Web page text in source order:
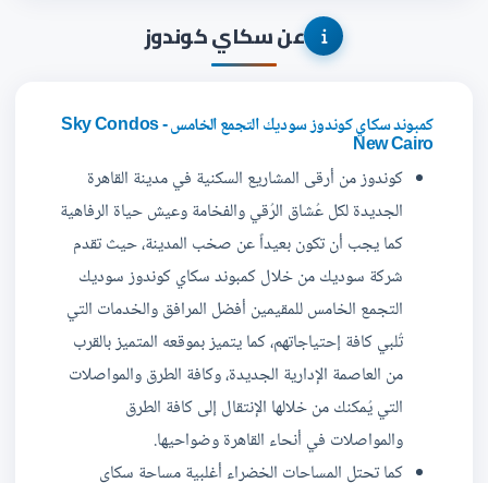
عن سكاي كوندوز
كمبوند سكاي كوندوز سوديك التجمع الخامس - Sky Condos
New Cairo
كوندوز من أرقى المشاريع السكنية في مدينة القاهرة
الجديدة لكل عُشاق الرُقي والفخامة وعيش حياة الرفاهية
كما يجب أن تكون بعيداً عن صخب المدينة، حيث تقدم
شركة سوديك من خلال كمبوند سكاي كوندوز سوديك
التجمع الخامس للمقيمين أفضل المرافق والخدمات التي
تُلبي كافة إحتياجاتهم، كما يتميز بموقعه المتميز بالقرب
من العاصمة الإدارية الجديدة، وكافة الطرق والمواصلات
التي يُمكنك من خلالها الإنتقال إلى كافة الطرق
والمواصلات في أنحاء القاهرة وضواحيها.
كما تحتل المساحات الخضراء أغلبية مساحة سكاي